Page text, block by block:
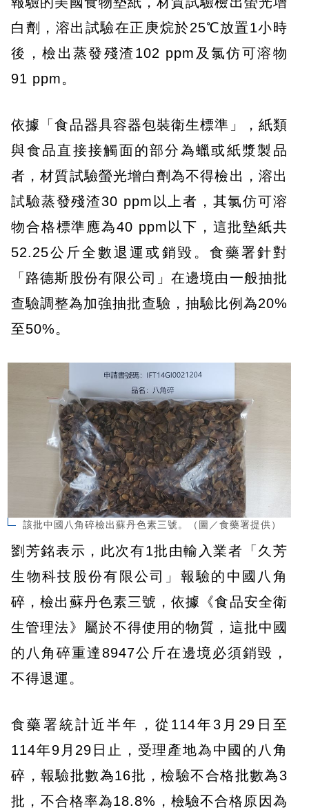
白劑，溶出試驗在正庚烷於25℃放置1小時
後，檢出蒸發殘渣102 ppm及氯仿可溶物
91 ppm。
依據「食品器具容器包裝衛生標準」，紙類
與食品直接接觸面的部分為蠟或紙漿製品
者，材質試驗螢光增白劑為不得檢出，溶出
試驗蒸發殘渣30 ppm以上者，其氯仿可溶
物合格標準應為40 ppm以下，這批墊紙共
52.25公斤全數退運或銷毀。食藥署針對
「路德斯股份有限公司」在邊境由一般抽批
查驗調整為加強抽批查驗，抽驗比例為20%
至50%。
該批中國八角碎檢出蘇丹色素三號。（圖／食藥署提供）
劉芳銘表示，此次有1批由輸入業者「久芳
生物科技股份有限公司」報驗的中國八角
碎，檢出蘇丹色素三號，依據《食品安全衛
生管理法》屬於不得使用的物質，這批中國
的八角碎重達8947公斤在邊境必須銷毀，
不得退運。
食藥署統計近半年，從114年3月29日至
114年9月29日止，受理產地為中國的八角
碎，報驗批數為16批，檢驗不合格批數為3
批，不合格率為18.8%，檢驗不合格原因為